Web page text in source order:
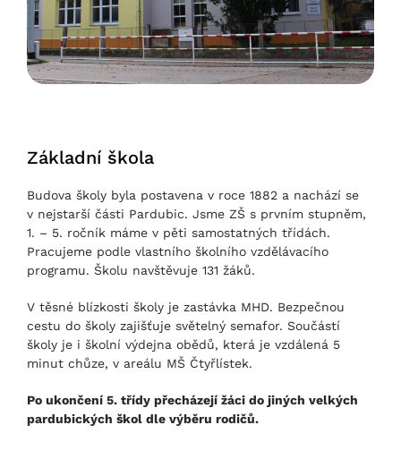
Základní škola
Budova školy byla postavena v roce 1882 a nachází se
v nejstarší části Pardubic. Jsme ZŠ s prvním stupněm,
1. – 5. ročník máme v pěti samostatných třídách.
Pracujeme podle vlastního školního vzdělávacího
programu. Školu navštěvuje 131 žáků.
V těsné blízkosti školy je zastávka MHD. Bezpečnou
cestu do školy zajišťuje světelný semafor. Součástí
školy je i školní výdejna obědů, která je vzdálená 5
minut chůze, v areálu MŠ Čtyřlístek.
Po ukončení 5. třídy přecházejí žáci do jiných velkých
pardubických škol dle výběru rodičů.